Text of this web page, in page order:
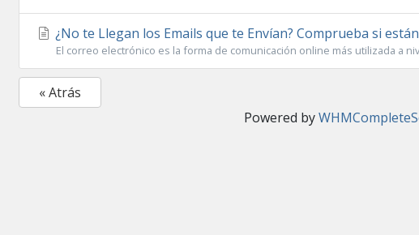
¿No te Llegan los Emails que te Envían? Comprueba si
El correo electrónico es la forma de comunicación online más utilizada a
« Atrás
Powered by